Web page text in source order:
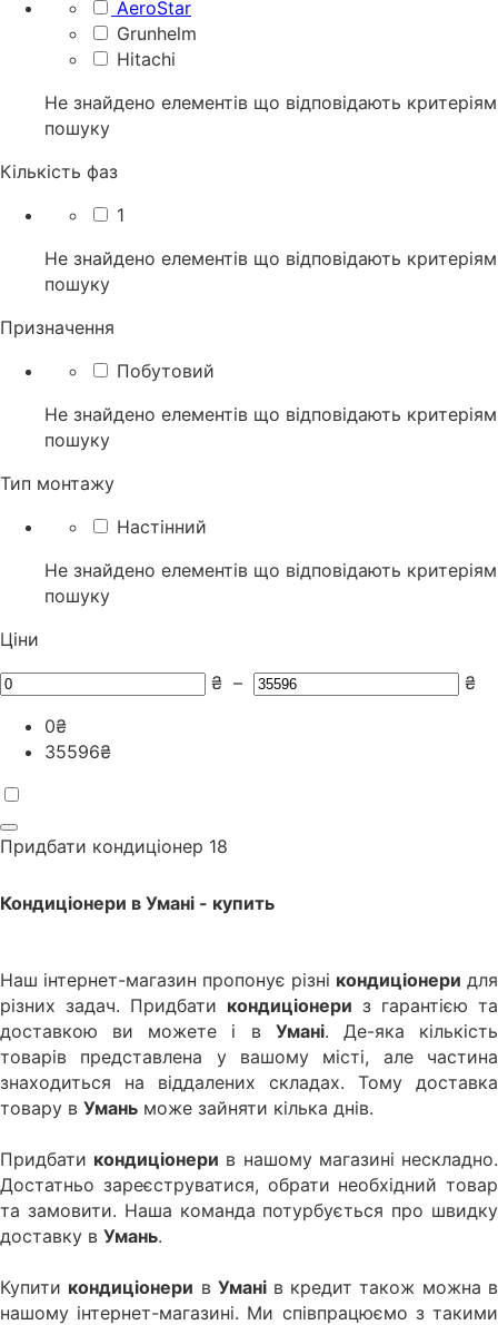
AeroStar
Grunhelm
Hitachi
Не знайдено елементів що відповідають критеріям
пошуку
Кількість фаз
1
Не знайдено елементів що відповідають критеріям
пошуку
Призначення
Побутовий
Не знайдено елементів що відповідають критеріям
пошуку
Тип монтажу
Настінний
Не знайдено елементів що відповідають критеріям
пошуку
Ціни
₴ –
₴
0₴
35596₴
Придбати кондиціонер 18
Кондиціонери в Умані - купить
Наш інтернет-магазин пропонує різні кондиціонери для
різних задач. Придбати кондиціонери з гарантією та
доставкою ви можете і в Умані. Де-яка кількість
товарів представлена у вашому місті, але частина
знаходиться на віддалених складах. Тому доставка
товару в Умань може зайняти кілька днів.
Придбати кондиціонери в нашому магазині нескладно.
Достатньо зареєструватися, обрати необхідний товар
та замовити. Наша команда потурбується про швидку
доставку в Умань.
Купити кондиціонери вУмані в кредит також можна в
нашому інтернет-магазині. Ми співпрацюємо з такими